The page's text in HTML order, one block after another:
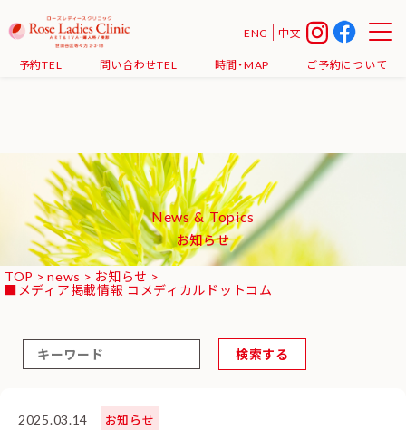
Warning: Undefined array key 0 in
/home/xs607608/roseladiesclinic.jp/public_html/news/wp-
content/themes/rose2018/functions.phpon line38
ENG
中文
予約TEL
問い合わせTEL 時間・MAP ご予約について
News & Topics
お知らせ
TOP > news > お知らせ >
■メディア掲載情報 コメディカルドットコム
2025.03.14 お知らせ